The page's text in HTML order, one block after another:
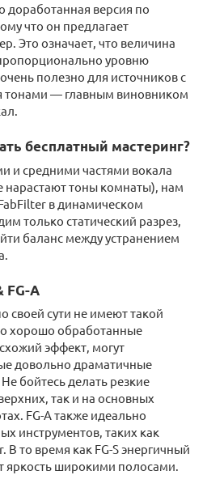
доработанная версия по
что он предлагает
Это означает, что величина
уровню
полезно для источников с
— главным виновником
бесплатный мастеринг?
и средними частями вокала
нарастают тоны комнаты), нам
в динамическом
только статический разрез,
баланс между устранением
FG-A
своей сути не имеют такой
хорошо обработанные
эффект, могут
довольно драматичные
бойтесь делать резкие
так и на основных
FG-A также идеально
инструментов, таких как
то время как FG-S энергичный
яркость широкими полосами.